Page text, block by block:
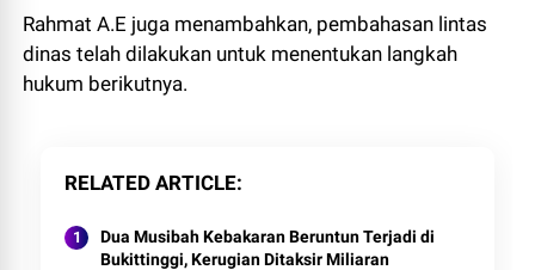
Rahmat A.E juga menambahkan, pembahasan lintas
dinas telah dilakukan untuk menentukan langkah
hukum berikutnya.
RELATED ARTICLE
Dua Musibah Kebakaran Beruntun Terjadi di
Bukittinggi, Kerugian Ditaksir Miliaran